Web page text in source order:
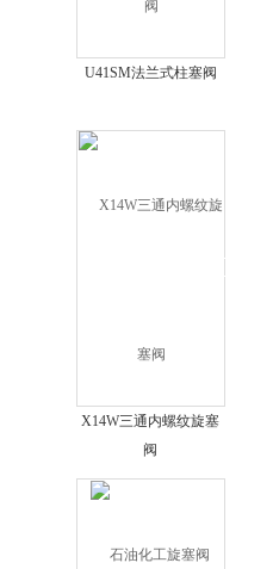
U41SM法兰式柱塞阀
X14W三通内螺纹旋塞
阀